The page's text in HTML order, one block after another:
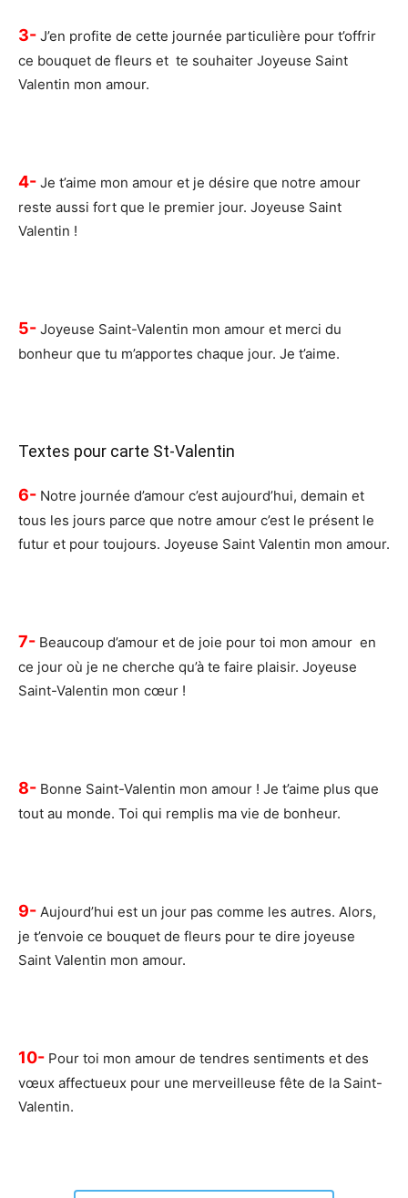
3- J’en profite de cette journée particulière pour t’offrir
ce bouquet de fleurs et te souhaiter Joyeuse Saint
Valentin mon amour.
4- Je t’aime mon amour et je désire que notre amour
reste aussi fort que le premier jour. Joyeuse Saint
Valentin !
5- Joyeuse Saint-Valentin mon amour et merci du
bonheur que tu m’apportes chaque jour. Je t’aime.
Textes pour carte St-Valentin
6- Notre journée d’amour c’est aujourd’hui, demain et
tous les jours parce que notre amour c’est le présent le
futur et pour toujours. Joyeuse Saint Valentin mon amour.
7- Beaucoup d’amour et de joie pour toi mon amour en
ce jour où je ne cherche qu’à te faire plaisir. Joyeuse
Saint-Valentin mon cœur !
8- Bonne Saint-Valentin mon amour ! Je t’aime plus que
tout au monde. Toi qui remplis ma vie de bonheur.
9- Aujourd’hui est un jour pas comme les autres. Alors,
je t’envoie ce bouquet de fleurs pour te dire joyeuse
Saint Valentin mon amour.
10- Pour toi mon amour de tendres sentiments et des
vœux affectueux pour une merveilleuse fête de la Saint-
Valentin.